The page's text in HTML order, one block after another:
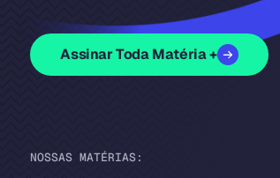
Assinar Toda Matéria +
NOSSAS MATÉRIAS: